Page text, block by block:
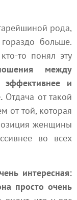
рода,
больше.
то понял эту
между
и
Отдача от такой
от той, которая
женщины
во всех
интересная:
просто очень